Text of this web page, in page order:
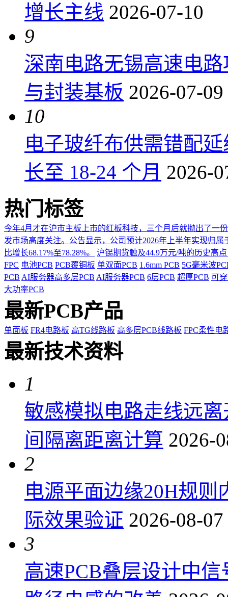
增长主线 2026-07-10
9
深南电路无锡高速电
与封装基板 2026-07-09
10
电子玻纤布供需错配
长至 18-24 个月 2026-
热门标签
今年4月才在沪市主板上市的红板科技，三个月后就抛出了一
发市场高度关注。公告显示，公司预计2026年上半年实现归
比增长68.17%至78.28%。
沪锡期货触及44.9万元/吨的历史高
FPC 电池PCB PCB覆铜板 单双面PCB 1.6mm PCB 5G毫米波
PCB AI服务器高多层PCB AI服务器PCB 6层PCB 超厚PCB 可
大功率PCB
最新PCB产品
单面板 FR4电路板 高TG线路板 高多层PCB线路板 FPC柔性电
最新技术资料
1
敏感模拟电路走线远
间隔离距离计算 2026-
2
电源平面边缘20H规
际效果验证 2026-08-
3
高速PCB叠层设计中